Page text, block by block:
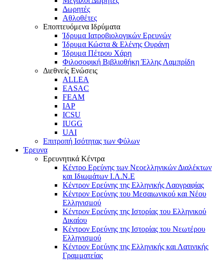
Δωρητές
Αθλοθέτες
Εποπτευόμενα Ιδρύματα
Ίδρυμα Ιατροβιολογικών Ερευνών
Ίδρυμα Κώστα & Ελένης Ουράνη
Ίδρυμα Πέτρου Χάρη
Φιλοσοφική Βιβλιοθήκη Έλλης Λαμπρίδη
Διεθνείς Ενώσεις
ALLEA
EASAC
FEAM
IAP
ICSU
IUGG
UAI
Επιτροπή Ισότητας των Φύλων
Έρευνα
Ερευνητικά Κέντρα
Κέντρο Ερεύνης των Νεοελληνικών Διαλέκτων
και Ιδιωμάτων Ι.Λ.Ν.Ε
Κέντρον Ερεύνης της Ελληνικής Λαογραφίας
Κέντρον Ερεύνης του Μεσαιωνικού και Νέου
Ελληνισμού
Κέντρον Ερεύνης της Ιστορίας του Ελληνικού
Δικαίου
Κέντρον Ερεύνης της Ιστορίας του Νεωτέρου
Ελληνισμού
Κέντρον Ερεύνης της Ελληνικής και Λατινικής
Γραμματείας